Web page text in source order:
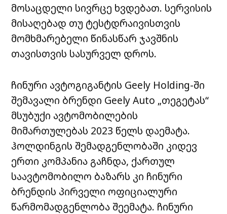
მოსაცდელი სივრცე ხვდებათ. სერვისის
მისაღებად თუ ტესტდრაივისთვის
მომხმარებელი წინასწარ ჯავშნის
თავისთვის სასურველ დროს.
ჩინური ავტოგიგანტის Geely Holding-ში
შემავალი ბრენდი Geely Auto „თეგეტას“
მსუბუქი ავტომობილების
მიმართულებას 2023 წელს დაემატა.
ჰოლდინგის შემადგენლობაში კიდევ
ერთი კომპანია გაჩნდა, ქართულ
საავტომობილო ბაზარს კი ჩინური
ბრენდის პირველი ოფიციალური
წარმომადგენლობა შეემატა. ჩინური